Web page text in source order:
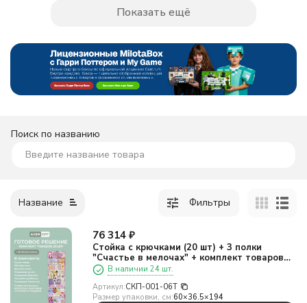
Показать ещё
Поиск по названию
Название Фильтры
76 314 ₽
Стойка с крючками (20 шт) + 3 полки
"Счастье в мелочах" + комплект товаров
ПЛЮШВ наличии 24 шт.
Артикул:СКП-001-06T
Размер упаковки, см:60×36.5×194